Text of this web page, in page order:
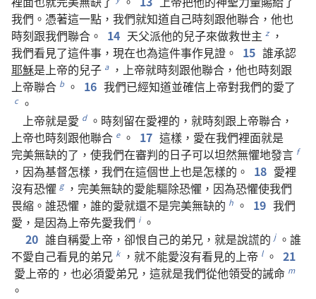
我們 。 憑著這一點 ， 我們就知道自己時刻跟他聯合 ， 他也
時刻跟我們聯合 。 14 天父派他的兒子來做救世主 z
，
我們看見了這件事 ， 現在也為這件事作見證 。 15 誰承認
耶穌是上帝的兒子 a ， 上帝就時刻跟他聯合 ， 他也時刻跟
上帝聯合 b 。 16 我們已經知道並確信上帝對我們的愛了
c 。
上帝就是愛 d 。 時刻留在愛裡的 ， 就時刻跟上帝聯合 ，
上帝也時刻跟他聯合 e 。 17 這樣 ， 愛在我們裡面就是
完美無缺的了 ， 使我們在審判的日子可以坦然無懼地發言 f
， 因為基督怎樣 ， 我們在這個世上也是怎樣的 。 18 愛裡
沒有恐懼 g ， 完美無缺的愛能驅除恐懼 ， 因為恐懼使我們
畏縮 。 誰恐懼 ， 誰的愛就還不是完美無缺的 h 。 19 我們
愛 ， 是因為上帝先愛我們 i 。
20 誰自稱愛上帝 ， 卻恨自己的弟兄 ， 就是說謊的 j 。 誰
不愛自己看見的弟兄 k ， 就不能愛沒有看見的上帝 l 。 21
愛上帝的 ， 也必須愛弟兄 ， 這就是我們從他領受的誡命 m
。